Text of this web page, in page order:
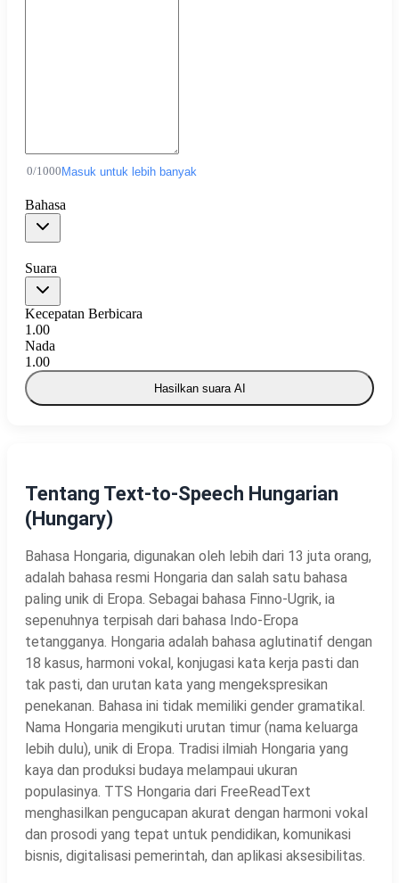
0/1000 Masuk untuk lebih banyak
Bahasa
Suara
Kecepatan Berbicara
1.00
Nada
1.00
Hasilkan suara AI
Tentang Text-to-Speech Hungarian
(Hungary)
Bahasa Hongaria, digunakan oleh lebih dari 13 juta orang,
adalah bahasa resmi Hongaria dan salah satu bahasa
paling unik di Eropa. Sebagai bahasa Finno-Ugrik, ia
sepenuhnya terpisah dari bahasa Indo-Eropa
tetangganya. Hongaria adalah bahasa aglutinatif dengan
18 kasus, harmoni vokal, konjugasi kata kerja pasti dan
tak pasti, dan urutan kata yang mengekspresikan
penekanan. Bahasa ini tidak memiliki gender gramatikal.
Nama Hongaria mengikuti urutan timur (nama keluarga
lebih dulu), unik di Eropa. Tradisi ilmiah Hongaria yang
kaya dan produksi budaya melampaui ukuran
populasinya. TTS Hongaria dari FreeReadText
menghasilkan pengucapan akurat dengan harmoni vokal
dan prosodi yang tepat untuk pendidikan, komunikasi
bisnis, digitalisasi pemerintah, dan aplikasi aksesibilitas.